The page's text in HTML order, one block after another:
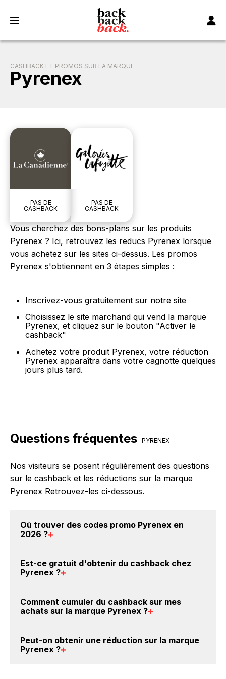
CASHBACK ET PROMOS SUR LA MARQUE
Pyrenex
PAS DE
CASHBACK
PAS DE
CASHBACK
Vous cherchez des bons-plans sur les produits
Pyrenex ? Ici, retrouvez les reducs Pyrenex lorsque
vous achetez sur les sites ci-dessus. Les promos
Pyrenex s'obtiennent en 3 étapes simples :
Inscrivez-vous gratuitement sur notre site
Choisissez le site marchand qui vend la marque
Pyrenex, et cliquez sur le bouton "Activer le
cashback"
Achetez votre produit Pyrenex, votre réduction
Pyrenex apparaîtra dans votre cagnotte quelques
jours plus tard.
Questions fréquentes PYRENEX
Nos visiteurs se posent régulièrement des questions
sur le cashback et les réductions sur la marque
Pyrenex Retrouvez-les ci-dessous.
Où trouver des codes promo Pyrenex en
2026 ?
promo sur les produits Pyrenex. Choisissez un site e-
commerce ci-dessus et découvrez si des
Est-ce gratuit d'obtenir du cashback chez
Pyrenex ?
compte gratuitement pour cumuler vos réductions
cashback sur vos achats sur la marque Pyrenex.
Pyrenex.
Comment cumuler du cashback sur mes
achats sur la marque Pyrenex ?
Pyrenex : Créez votre compte sur BackBackBack et
cliquez sur le bouton Activer le cashback, réalisez
Peut-on obtenir une réduction sur la marque
Pyrenex ?